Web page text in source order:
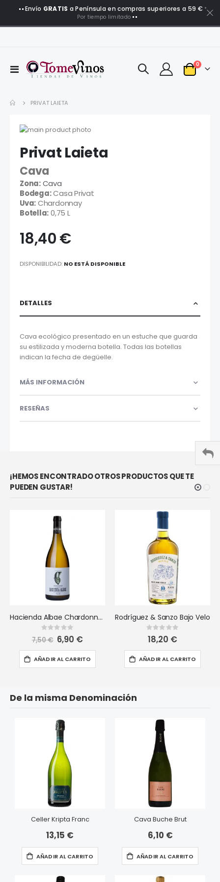
Envío GRATIS a Península en compras superiores a 59 € *
Por tiempo limitado
Toggle
Carro
0
PRIVAT LAIETA
Saltar
final
de
la
galería
de
imágenes
al
comienzo
de
la
galería
de
imágenes
Privat Laieta
Cava
Zona:Cava
Bodega:Casa Privat
Uva:Chardonnay
Botella:0,75 L
18,40 €
DISPONIBILIDAD: NO ESTÁ DISPONIBLE
DETALLES
Cava ecológico presentado en un estuche que guarda
su estilizada y moderna botella. Todas las botellas
indican la fecha de degüelle.
MÁS INFORMACIÓN
RESEÑAS
¡HEMOS ENCONTRADO OTROS PRODUCTOS QUE TE
PUEDEN GUSTAR!
Hacienda Albae Chardonnay
Rating:
0%
7,50 € Precio
especial
6,90 €
AÑADIR AL CARRITO
Rodríguez & Sanzo Bajo Velo
Rating:
0%
18,20 €
AÑADIR AL CARRITO
De la misma Denominación
Celler Kripta Franc
13,15 €
AÑADIR AL CARRITO
Cava Buche Brut
6,10 €
AÑADIR AL CARRITO